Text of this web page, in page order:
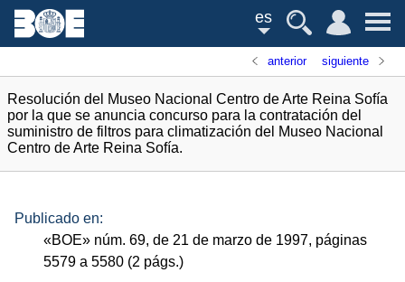
es
anterior siguiente
Resolución del Museo Nacional Centro de Arte Reina Sofía
por la que se anuncia concurso para la contratación del
suministro de filtros para climatización del Museo Nacional
Centro de Arte Reina Sofía.
Publicado en:
«BOE» núm. 69, de 21 de marzo de 1997, páginas
5579 a 5580 (2 págs.)